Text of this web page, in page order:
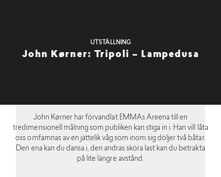
UTSTÄLLNING
John Kørner: Tripoli – Lampedusa
John Kørner har förvandlat EMMAs Areena till en
tredimensionell målning som publiken kan stiga in i. Han vill låta
oss omfamnas av en jättelik våg som inom sig döljer två båtar.
Den ena kan du dansa i, den andras sköra last kan du betrakta
på lite längre avstånd.